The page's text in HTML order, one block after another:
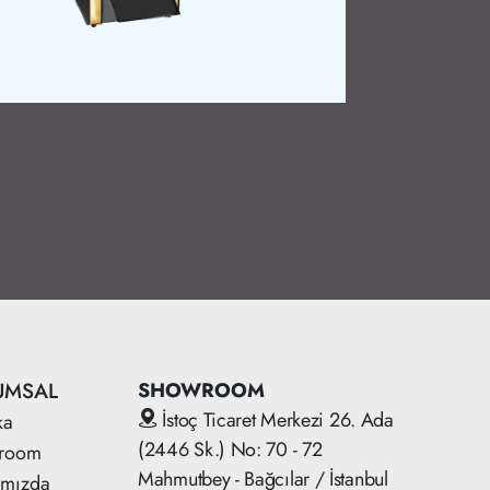
SHOWROOM
İstoç Ticaret Merkezi 26. Ada
(2446 Sk.) No: 70 - 72
Mahmutbey - Bağcılar / İstanbul